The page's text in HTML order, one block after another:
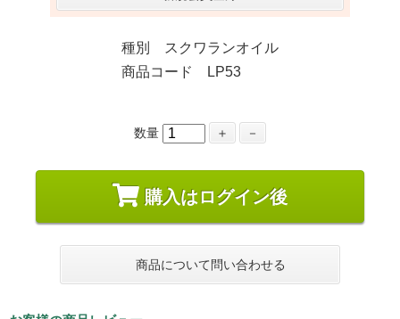
種別 スクワランオイル
商品コード LP53
数量 ＋ －
購入はログイン後
商品について問い合わせる